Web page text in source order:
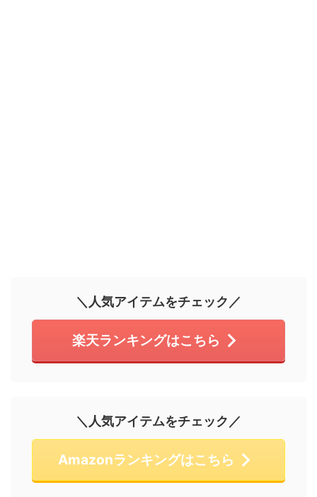
＼人気アイテムをチェック／
楽天ランキングはこちら
＼人気アイテムをチェック／
Amazonランキングはこちら